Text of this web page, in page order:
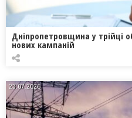
Дніпропетровщина у трійці
нових кампаній
23.07.2026